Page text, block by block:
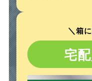
＼箱
宅配